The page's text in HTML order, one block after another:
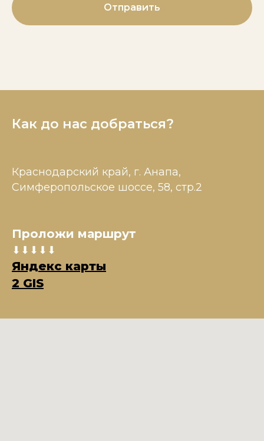
Отправить
Как до нас добраться?
Краснодарский край, г. Анапа,
Симферопольское шоссе, 58, стр.2
Проложи маршрут
⬇⬇⬇⬇⬇
Яндекс карты
2 GIS